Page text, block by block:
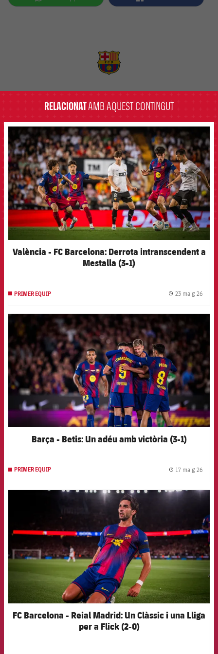
RELACIONATAMB AQUEST CONTINGUT
FCB Barcelona badge
València - FC Barcelona: Derrota intranscendent a
Mestalla (3-1)
PRIMER EQUIP 23 maig 26
FCB Barcelona badge
Barça - Betis: Un adéu amb victòria (3-1)
PRIMER EQUIP 17 maig 26
FCB Barcelona badge
FC Barcelona - Reial Madrid: Un Clàssic i una Lliga
per a Flick (2-0)